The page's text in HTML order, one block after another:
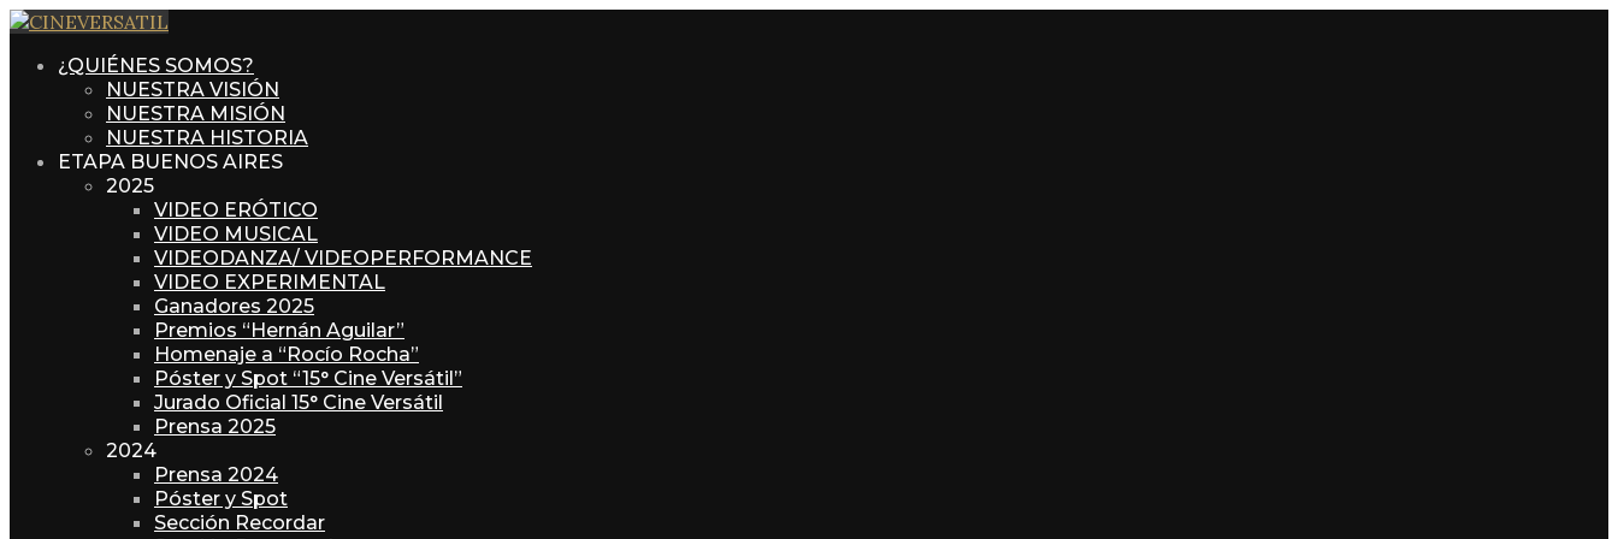
¿QUIÉNES SOMOS?
NUESTRA VISIÓN
NUESTRA MISIÓN
NUESTRA HISTORIA
ETAPA BUENOS AIRES
2025
VIDEO ERÓTICO
VIDEO MUSICAL
VIDEODANZA/ VIDEOPERFORMANCE
VIDEO EXPERIMENTAL
Ganadores 2025
Premios “Hernán Aguilar”
Homenaje a “Rocío Rocha”
Póster y Spot “15° Cine Versátil”
Jurado Oficial 15° Cine Versátil
Prensa 2025
2024
Prensa 2024
Póster y Spot
Sección Recordar